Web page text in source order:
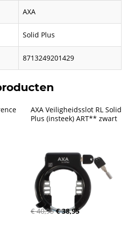
AXA
Solid Plus
8713249201429
AXA Veiligheidsslot RL Solid
Plus (insteek) ART** zwart
€ 40,95 € 38,95